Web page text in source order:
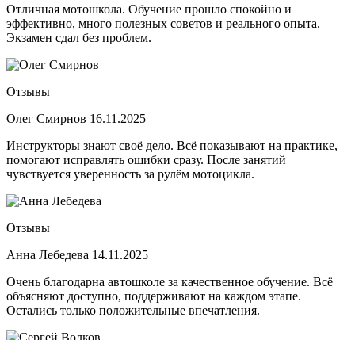
Отличная мотошкола. Обучение прошло спокойно и
эффективно, много полезных советов и реального опыта.
Экзамен сдал без проблем.
Отзывы
Олег Смирнов 16.11.2025
Инструкторы знают своё дело. Всё показывают на практике,
помогают исправлять ошибки сразу. После занятий
чувствуется уверенность за рулём мотоцикла.
Отзывы
Анна Лебедева 14.11.2025
Очень благодарна автошколе за качественное обучение. Всё
объясняют доступно, поддерживают на каждом этапе.
Остались только положительные впечатления.